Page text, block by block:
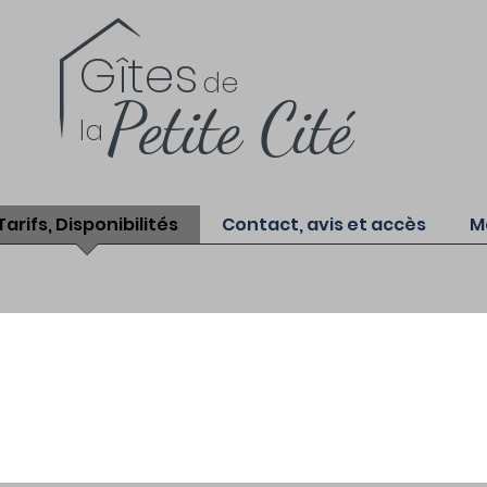
Gîtes de
laPetite Cité
Disponibilités Contact, avis et accès